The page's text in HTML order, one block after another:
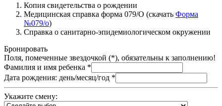
Копия свидетельства о рождении
Медицинская справка форма 079/О (скачать Форма
№079/о)
Справка о санитарно-эпидемиологическом окружении
Бронировать
Поля, помеченные звездочкой (*), обязательны к заполнению!
Фамилия и имя ребенка *
Дата рождения: день/месяц/год *
Укажите смену: